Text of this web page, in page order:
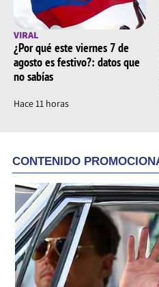
VIRAL
¿Por qué este viernes 7 de
agosto es festivo?: datos que
no sabías
Hace 11 horas